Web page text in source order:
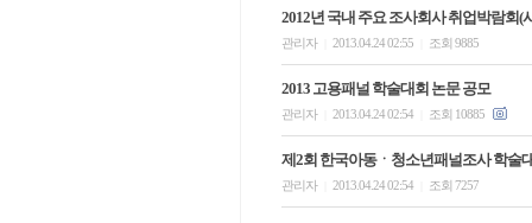
2012년 국내 주요 조사회사 취업박람회(
관리자 2013.04.24 02:55 조회 9885
2013 고용패널 학술대회 논문 공모
관리자 2013.04.24 02:54 조회 10885
제2회 한국아동ㆍ청소년패널조사 학술
관리자 2013.04.24 02:54 조회 7257